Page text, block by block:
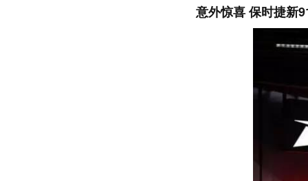
意外惊喜 保时捷新